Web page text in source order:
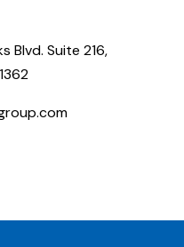
Blvd. Suite 216,